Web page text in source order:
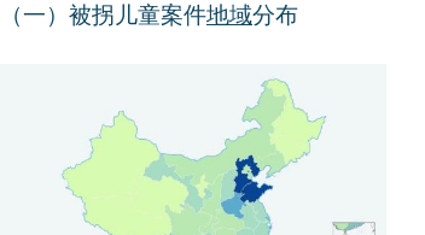
（一） 被拐儿童案件地域分布